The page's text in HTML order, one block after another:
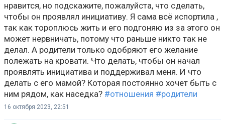
нравится, но подскажите, пожалуйста, что сделать,
чтобы он проявлял инициативу. Я сама всё испортила ,
так как тороплюсь жить и его подгоняю из за этого он
может нервничать, потому что раньше никто так не
делал. А родители только одобряют его желание
полежать на кровати. Что делать, чтобы он начал
проявлять инициатива и поддерживал меня. И что
делать с его мамой? Которая постоянно хочет быть с
ним рядом, как наседка? #отношения #родители
16 октября 2023, 22:51